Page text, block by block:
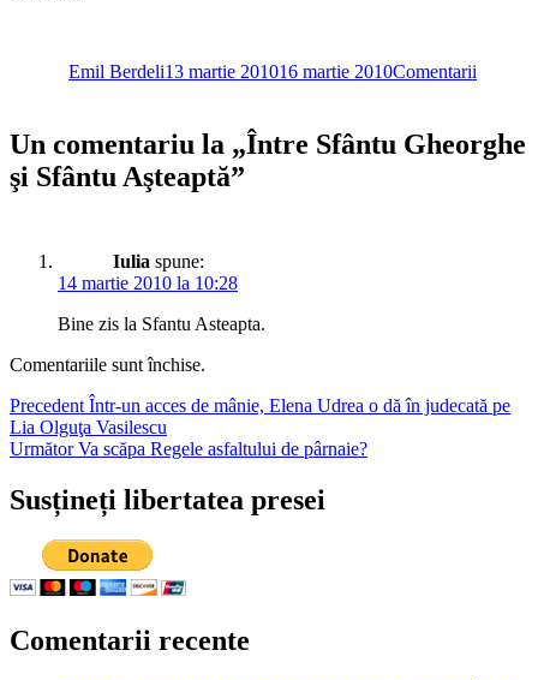
Emil Berdeli13 martie 201016 martie 2010Comentarii
Un comentariu la „Între Sfântu Gheorghe
şi Sfântu Aşteaptă”
Iulia spune:
14 martie 2010 la 10:28
Bine zis la Sfantu Asteapta.
Comentariile sunt închise.
Navigare
în
Precedent Articolul
anterior:
Într-un acces de mânie, Elena Udrea o dă în judecată pe
Lia Olguţa Vasilescu
Următor Articolul
Va scăpa Regele asfaltului de pârnaie?
Susțineți libertatea presei
Comentarii recente